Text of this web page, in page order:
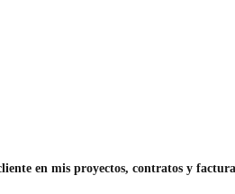
en mis proyectos, contratos y